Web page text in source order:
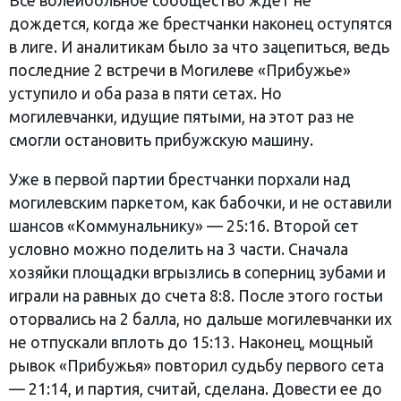
дождется, когда же брестчанки наконец оступятся
в лиге. И аналитикам было за что зацепиться, ведь
последние 2 встречи в Могилеве «Прибужье»
уступило и оба раза в пяти сетах. Но
могилевчанки, идущие пятыми, на этот раз не
смогли остановить прибужскую машину.
Уже в первой партии брестчанки порхали над
могилевским паркетом, как бабочки, и не оставили
шансов «Коммунальнику» — 25:16. Второй сет
условно можно поделить на 3 части. Сначала
хозяйки площадки вгрызлись в соперниц зубами и
играли на равных до счета 8:8. После этого гостьи
оторвались на 2 балла, но дальше могилевчанки их
не отпускали вплоть до 15:13. Наконец, мощный
рывок «Прибужья» повторил судьбу первого сета
— 21:14, и партия, считай, сделана. Довести ее до